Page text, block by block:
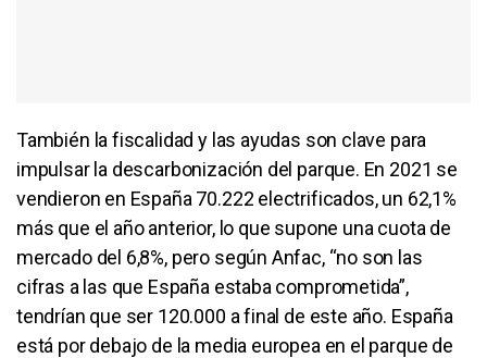
También la fiscalidad y las ayudas son clave para
impulsar la descarbonización del parque. En 2021 se
vendieron en España 70.222 electrificados, un 62,1%
más que el año anterior, lo que supone una cuota de
mercado del 6,8%, pero según Anfac, “no son las
cifras a las que España estaba comprometida”,
tendrían que ser 120.000 a final de este año. España
está por debajo de la media europea en el parque de